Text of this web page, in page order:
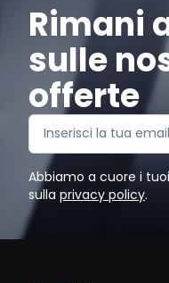
Rimani
sulle
offerte
Abbiamo a cuore i
sulla privacy policy.